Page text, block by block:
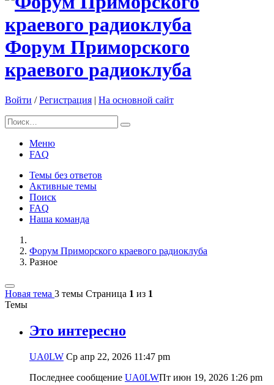
Форум Приморского
краевого радиоклуба
Войти /Регистрация | На основной сайт
Меню
FAQ
Темы без ответов
Активные темы
Поиск
FAQ
Наша команда
Форум Приморского краевого радиоклуба
Разное
Новая тема 3 темы Страница 1 из 1
Темы
Это интересно
UA0LW Ср апр 22, 2026 11:47 pm
Последнее сообщение UA0LWПт июн 19, 2026 1:26 pm